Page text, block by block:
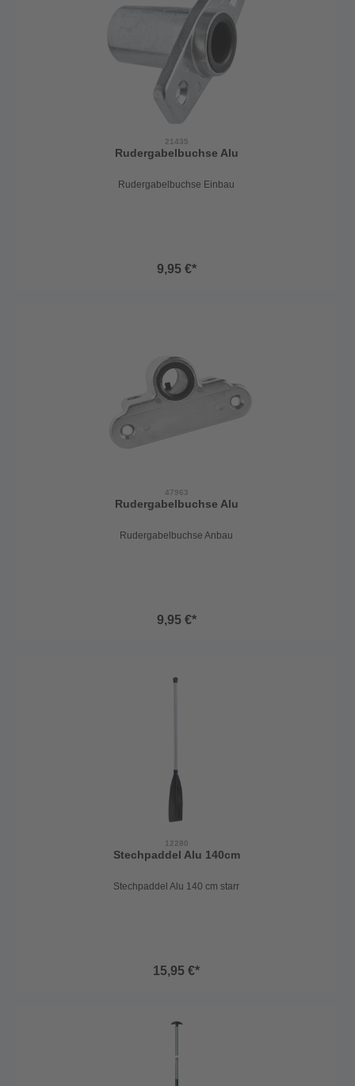
21435
Rudergabelbuchse Alu
Rudergabelbuchse Einbau
9,95 €*
47963
Rudergabelbuchse Alu
Rudergabelbuchse Anbau
9,95 €*
12280
Stechpaddel Alu 140cm
Stechpaddel Alu 140 cm starr
15,95 €*